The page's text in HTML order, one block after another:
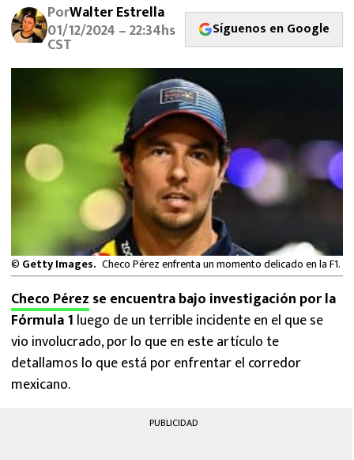
FUTBOL INTERNACIONAL
MEXICANOS EN EL EXTRANJERO
FÓRMULA 1
BOXEO
LIGA MX
NFL
PorWalter Estrella
01/12/2024 – 22:34hs
CST
Síguenos en Google
© Getty Images. Checo Pérez enfrenta un momento delicado en la F1.
Checo Pérez se encuentra bajo investigación por la
Fórmula 1 luego de un terrible incidente en el que se
vio involucrado, por lo que en este artículo te
detallamos lo que está por enfrentar el corredor
mexicano.
PUBLICIDAD